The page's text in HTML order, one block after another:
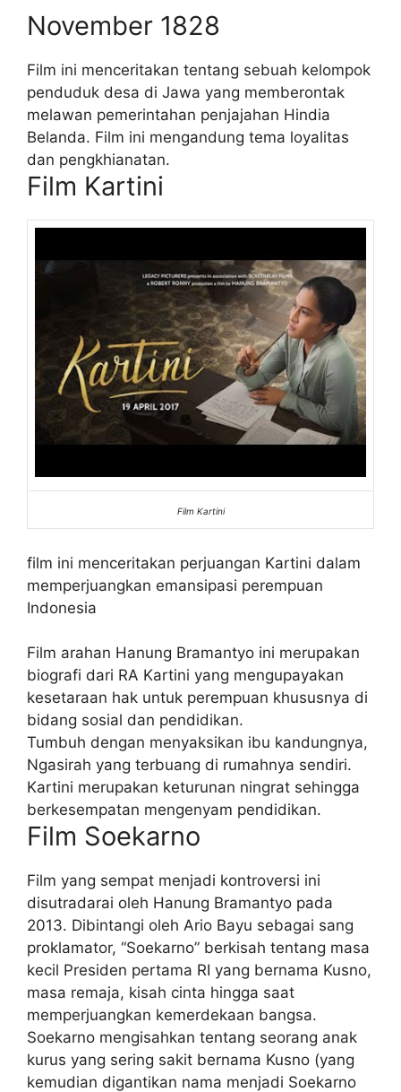
November 1828
Film ini menceritakan tentang sebuah kelompok
penduduk desa di Jawa yang memberontak
melawan pemerintahan penjajahan Hindia
Belanda. Film ini mengandung tema loyalitas
dan pengkhianatan.
Film Kartini
Film Kartini
film ini menceritakan perjuangan Kartini dalam
memperjuangkan emansipasi perempuan
Indonesia
Film arahan Hanung Bramantyo ini merupakan
biografi dari RA Kartini yang mengupayakan
kesetaraan hak untuk perempuan khususnya di
bidang sosial dan pendidikan.
Tumbuh dengan menyaksikan ibu kandungnya,
Ngasirah yang terbuang di rumahnya sendiri.
Kartini merupakan keturunan ningrat sehingga
berkesempatan mengenyam pendidikan.
Film Soekarno
Film yang sempat menjadi kontroversi ini
disutradarai oleh Hanung Bramantyo pada
2013. Dibintangi oleh Ario Bayu sebagai sang
proklamator, “Soekarno” berkisah tentang masa
kecil Presiden pertama RI yang bernama Kusno,
masa remaja, kisah cinta hingga saat
memperjuangkan kemerdekaan bangsa.
Soekarno mengisahkan tentang seorang anak
kurus yang sering sakit bernama Kusno (yang
kemudian digantikan nama menjadi Soekarno